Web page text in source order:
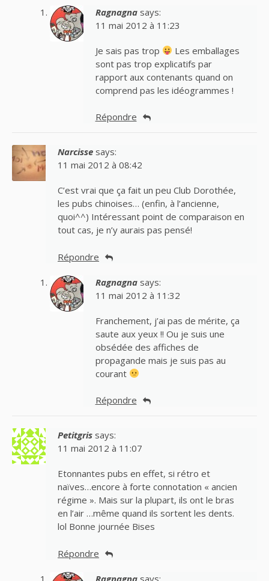
Ragnagna says:
11 mai 2012 à 11:23
Je sais pas trop
Les emballages
sont pas trop explicatifs par
rapport aux contenants quand on
comprend pas les idéogrammes !
Répondre
Narcisse says:
11 mai 2012 à 08:42
C’est vrai que ça fait un peu Club Dorothée,
les pubs chinoises… (enfin, à l’ancienne,
quoi^^) Intéressant point de comparaison en
tout cas, je n’y aurais pas pensé!
Répondre
Ragnagna says:
11 mai 2012 à 11:32
Franchement, j’ai pas de mérite, ça
saute aux yeux !! Ou je suis une
obsédée des affiches de
propagande mais je suis pas au
courant
Répondre
Petitgris says:
11 mai 2012 à 11:07
Etonnantes pubs en effet, si rétro et
naïves…encore à forte connotation « ancien
régime ». Mais sur la plupart, ils ont le bras
en l’air …même quand ils sortent les dents.
lol Bonne journée Bises
Répondre
Ragnagna says: